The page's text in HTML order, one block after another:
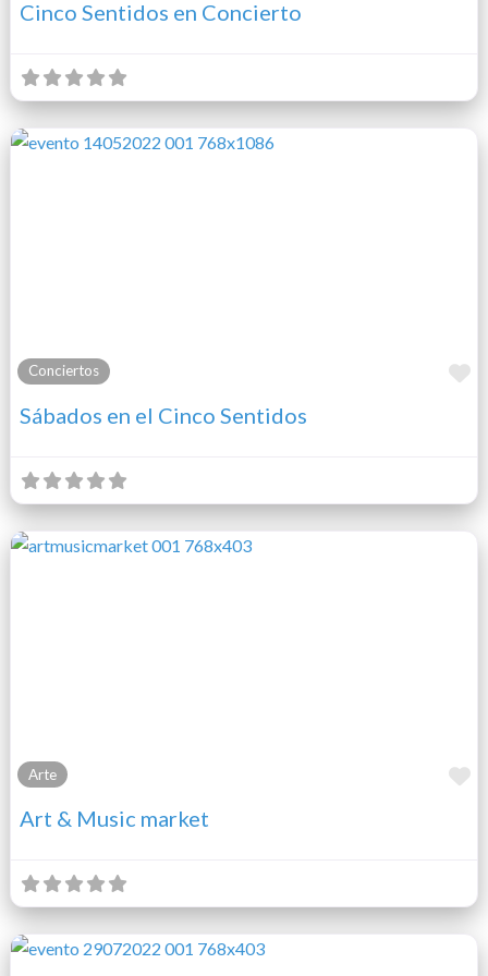
Cinco Sentidos en Concierto
Conciertos
Sábados en el Cinco Sentidos
Arte
Art & Music market